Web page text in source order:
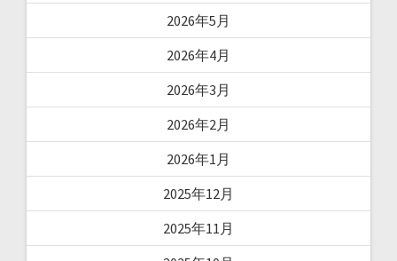
2026年5月
2026年4月
2026年3月
2026年2月
2026年1月
2025年12月
2025年11月